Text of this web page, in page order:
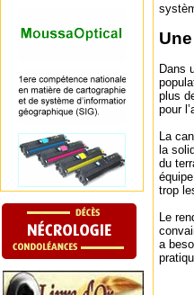
Dans
plus
pour
La
la
du
trop
Le
a